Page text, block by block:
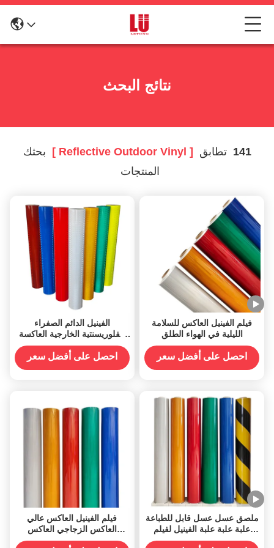
نتائج البحث
بحثك [ Reflective Outdoor Vinyl ] تطابق 141
المنتجات
الفينيل الدائم الصفراء
الفلوريسنتية الخارجية العاكسة
المقاومة للآثار
احصل على أفضل سعر
فيلم الفينيل العاكس للسلامة
الليلية في الهواء الطلق
احصل على أفضل سعر
فيلم الفينيل العاكس عالي
العاكس الزجاجي العاكس
للعلامات الأمنية على الطريق
ملصق عسل عسل قابل للطباعة
علبة علبة علبة الفينيل لفيلم
لفيلم لفيلم لفيلم لفيلم الفينيل